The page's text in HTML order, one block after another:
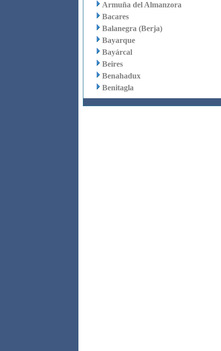
Armuña del Almanzora
Bacares
Balanegra (Berja)
Bayarque
Bayárcal
Beires
Benahadux
Benitagla